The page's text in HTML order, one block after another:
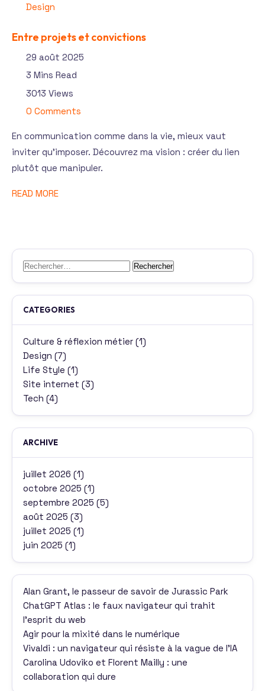
Design
Entre projets et convictions
29 août 2025
3 Mins Read
3013 Views
0 Comments
En communication comme dans la vie, mieux vaut
inviter qu’imposer. Découvrez ma vision : créer du lien
plutôt que manipuler.
READ MORE
Rechercher :
CATEGORIES
Culture & réflexion métier(1)
Design (7)
Life Style (1)
Site internet (3)
Tech (4)
ARCHIVE
juillet 2026 (1)
octobre 2025 (1)
septembre 2025 (5)
août 2025 (3)
juillet 2025 (1)
juin 2025 (1)
Alan Grant, le passeur de savoir de Jurassic Park
ChatGPT Atlas : le faux navigateur qui trahit
l’esprit du web
Agir pour la mixité dans le numérique
Vivaldi : un navigateur qui résiste à la vague de l’IA
Carolina Udoviko et Florent Mailly : une
collaboration qui dure